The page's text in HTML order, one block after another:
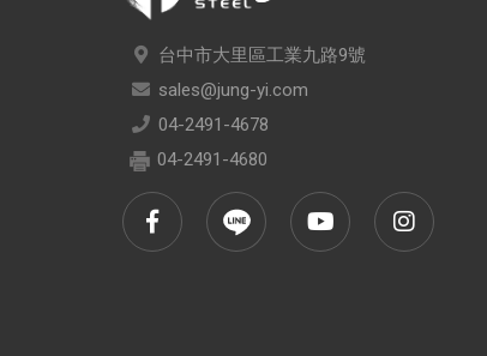
台中市大里區工業九路9號
sales@jung-yi.com
04-2491-4678
04-2491-4680